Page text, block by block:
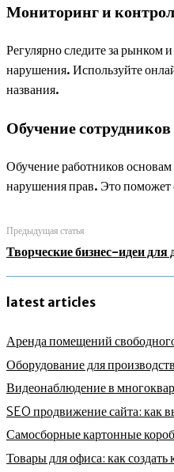
Мониторинг и
Регулярно следите за рынком
нарушения. Используйте
названия.
Обучение сотрудников
Обучение работников
нарушения прав. Это поможет
Предыдущая статья
Творческие бизнес-идеи для
latest articles
Аренда помещений
Оборудование для
Видеонаблюдение в
SEO продвижение сайта: как
Самосборные картонные
Товары для офиса: как